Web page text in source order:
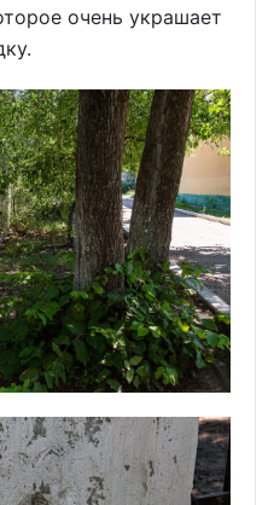
очень украшает